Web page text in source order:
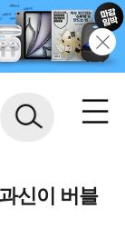
신이 버블